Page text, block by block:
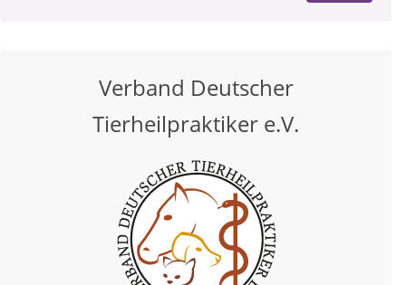
Verband Deutscher
Tierheilpraktiker e.V.